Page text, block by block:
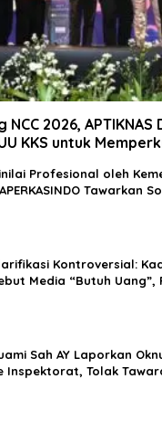
2026, APTIKNAS
KKS untuk
Indonesia
Profesional oleh
Tawarkan
Kontroversial:
Media “Butuh Uang”,
Sah AY Laporkan
Inspektorat, Tolak